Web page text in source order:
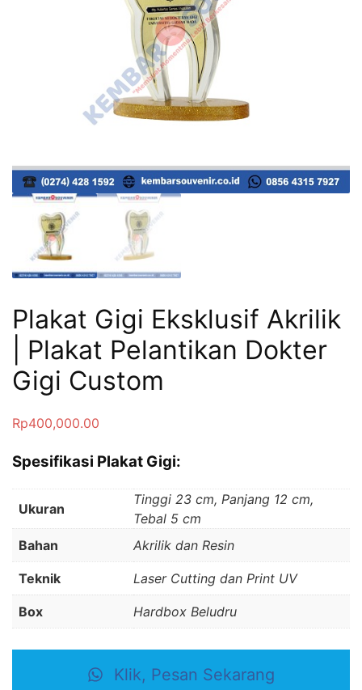
Plakat Gigi Eksklusif Akrilik
| Plakat Pelantikan Dokter
Gigi Custom
Rp400,000.00
Spesifikasi Plakat Gigi:
Ukuran
Tinggi 23 cm, Panjang 12 cm,
Tebal 5 cm
Bahan
Akrilik dan Resin
Teknik Laser Cutting dan Print UV
Box Hardbox Beludru
Klik, Pesan Sekarang